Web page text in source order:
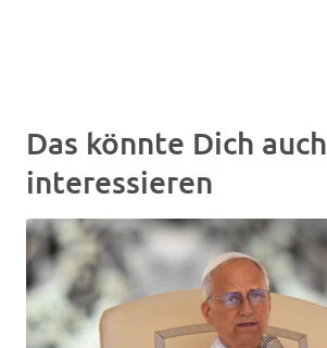
Das könnte Dich auch
interessieren